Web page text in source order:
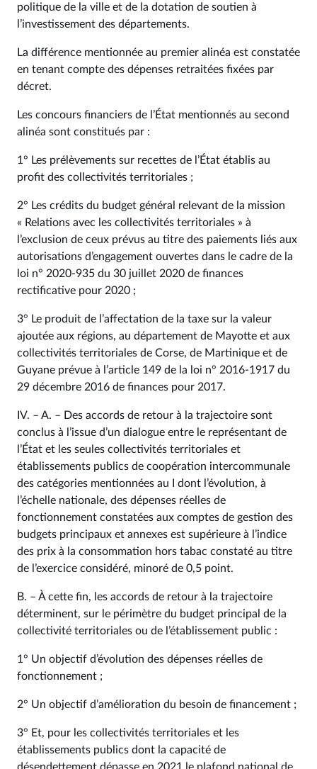
politique de la ville et de la dotation de soutien à
l’investissement des départements.
La différence mentionnée au premier alinéa est constatée
en tenant compte des dépenses retraitées fixées par
décret.
Les concours financiers de l’État mentionnés au second
alinéa sont constitués par :
1° Les prélèvements sur recettes de l’État établis au
profit des collectivités territoriales ;
2° Les crédits du budget général relevant de la mission
« Relations avec les collectivités territoriales » à
l’exclusion de ceux prévus au titre des paiements liés aux
autorisations d’engagement ouvertes dans le cadre de la
loi n° 2020‑935 du 30 juillet 2020 de finances
rectificative pour 2020 ;
3° Le produit de l’affectation de la taxe sur la valeur
ajoutée aux régions, au département de Mayotte et aux
collectivités territoriales de Corse, de Martinique et de
Guyane prévue à l’article 149 de la loi n° 2016‑1917 du
29 décembre 2016 de finances pour 2017.
IV. – A. – Des accords de retour à la trajectoire sont
conclus à l’issue d’un dialogue entre le représentant de
l’État et les seules collectivités territoriales et
établissements publics de coopération intercommunale
des catégories mentionnées au I dont l’évolution, à
l’échelle nationale, des dépenses réelles de
fonctionnement constatées aux comptes de gestion des
budgets principaux et annexes est supérieure à l’indice
des prix à la consommation hors tabac constaté au titre
de l’exercice considéré, minoré de 0,5 point.
B. – À cette fin, les accords de retour à la trajectoire
déterminent, sur le périmètre du budget principal de la
collectivité territoriales ou de l’établissement public :
1° Un objectif d’évolution des dépenses réelles de
fonctionnement ;
2° Un objectif d’amélioration du besoin de financement ;
3° Et, pour les collectivités territoriales et les
établissements publics dont la capacité de